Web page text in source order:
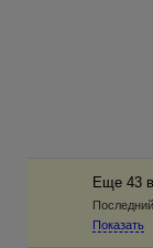
Еще 43
Показать